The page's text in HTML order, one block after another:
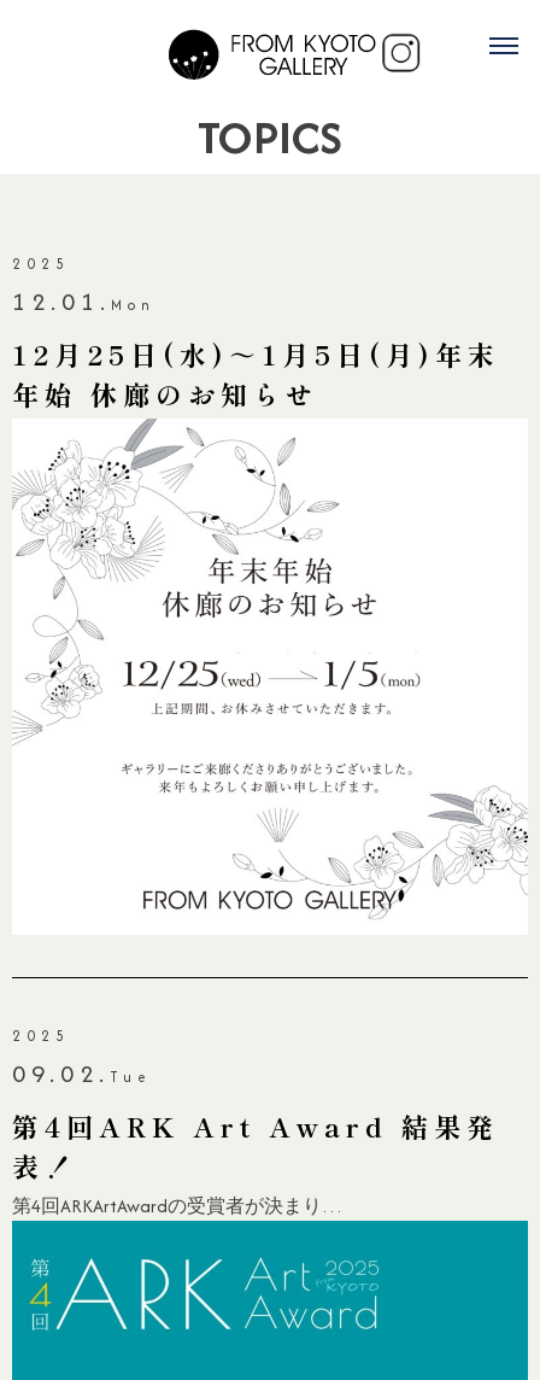
TOPICS
2025
12.01. Mon
12月25日(水)～1月5日(月)年末
年始 休廊のお知らせ
2025
09.02. Tue
第4回ARK Art Award 結果発
表！
第4回ARKArtAwardの受賞者が決まり…